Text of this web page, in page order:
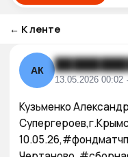
← К ленте
АК
13.05.2026 00:02
Кузьменко